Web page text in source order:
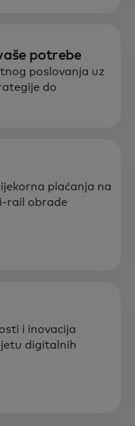
potrebe
poslovanja uz
do
plaćanja na
rail obrade
i inovacija
digitalnih